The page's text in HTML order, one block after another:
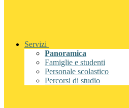
Servizi
Panoramica
Famiglie e studenti
Personale scolastico
Percorsi di studio